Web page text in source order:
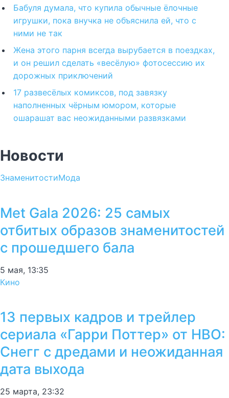
Бабуля думала, что купила обычные ёлочные
игрушки, пока внучка не объяснила ей, что с
ними не так
Жена этого парня всегда вырубается в поездках,
и он решил сделать «весёлую» фотосессию их
дорожных приключений
17 развесёлых комиксов, под завязку
наполненных чёрным юмором, которые
ошарашат вас неожиданными развязками
Новости
ЗнаменитостиМода
Met Gala 2026: 25 самых
отбитых образов знаменитостей
с прошедшего бала
5 мая, 13:35
Кино
13 первых кадров и трейлер
сериала «Гарри Поттер» от HBO:
Снегг с дредами и неожиданная
дата выхода
25 марта, 23:32